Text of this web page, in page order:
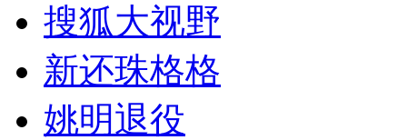
搜狐大视野
新还珠格格
姚明退役